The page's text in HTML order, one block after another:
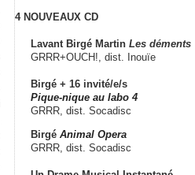
4 NOUVEAUX CD
Lavant Birgé Martin Les déments
GRRR+OUCH!, dist. Inouïe
Birgé + 16 invité/e/s
Pique-nique au labo 4
GRRR, dist. Socadisc
Birgé Animal Opera
GRRR, dist. Socadisc